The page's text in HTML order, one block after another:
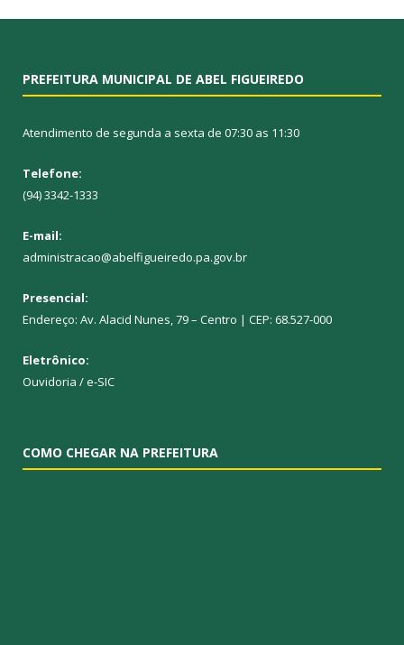
PREFEITURA MUNICIPAL DE ABEL FIGUEIREDO
Atendimento de segunda a sexta de 07:30 as 11:30
Telefone:
(94) 3342-1333
E-mail:
administracao@abelfigueiredo.pa.gov.br
Presencial:
Endereço: Av. Alacid Nunes, 79 – Centro | CEP: 68.527-000
Eletrônico:
Ouvidoria /e-SIC
COMO CHEGAR NA PREFEITURA